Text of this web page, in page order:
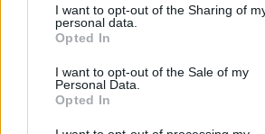
not limited to your visit or usage
grant or deny consent to Google and its
use your data for below specified
consent section.
I want to opt-out of the Sharing of
personal data.
Opted In
I want to opt-out of the Sale of my
Personal Data.
Opted In